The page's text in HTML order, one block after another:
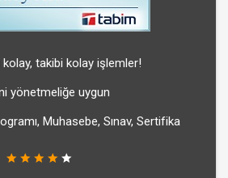
kolay, takibi kolay işlemler!
yönetmeliğe uygun
Muhasebe, Sınav, Sertifika